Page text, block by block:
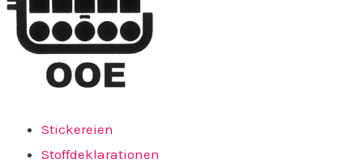
Stickereien
Stoffdeklarationen